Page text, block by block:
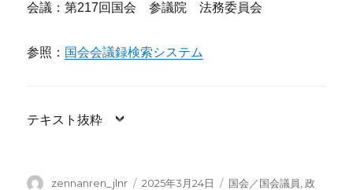
会議：第217回国会 参議院 法務委員会
参照： 国会会議録検索システム
テキスト抜粋
投
zennanren_jlnr
投
2025年3月24日
カ
国会／国会議員 ,政